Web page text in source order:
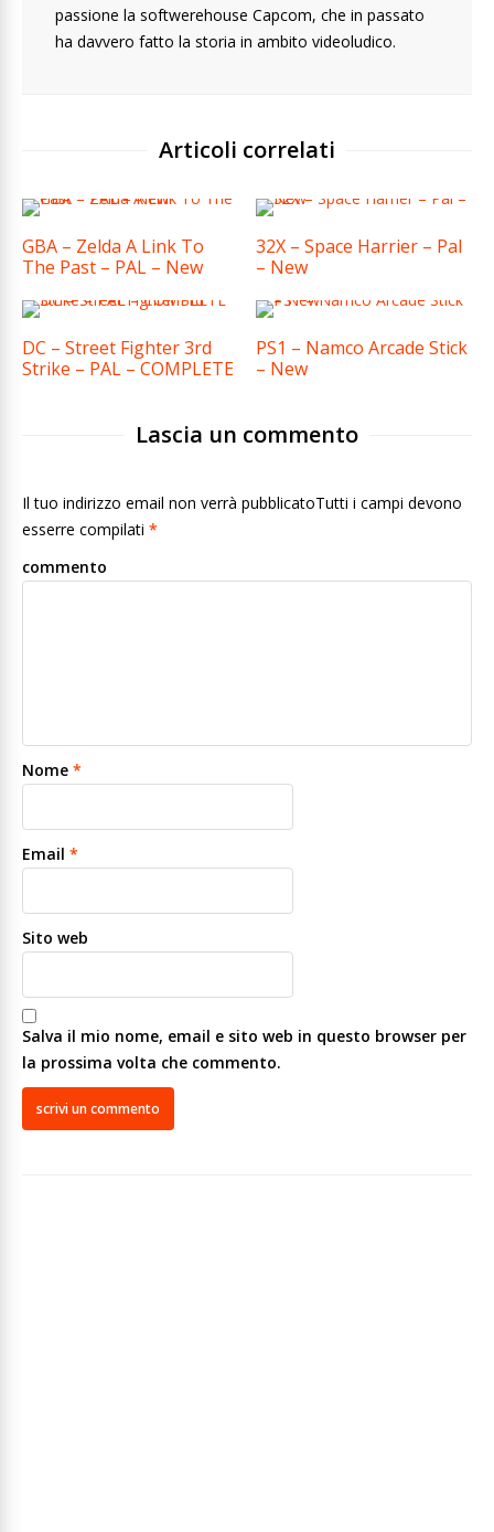
passione la softwerehouse Capcom, che in passato
ha davvero fatto la storia in ambito videoludico.
Articoli correlati
GBA – Zelda A Link To
The Past – PAL – New
32X – Space Harrier – Pal
– New
DC – Street Fighter 3rd
Strike – PAL – COMPLETE
PS1 – Namco Arcade Stick
– New
Lascia un commento
Il tuo indirizzo email non verrà pubblicatoTutti i campi devono
esserre compilati *
commento
Nome *
Email *
Sito web
Salva il mio nome, email e sito web in questo browser per
la prossima volta che commento.